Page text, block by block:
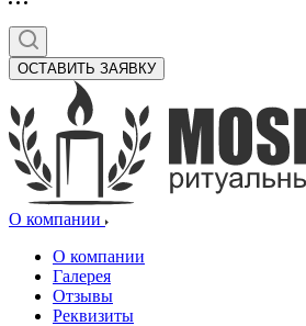
ОСТАВИТЬ ЗАЯВКУ
О компании
О компании
Галерея
Отзывы
Реквизиты